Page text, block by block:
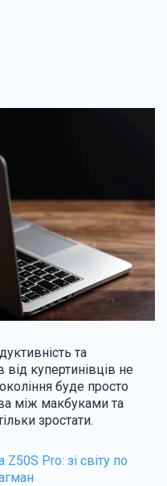
та
від купертинівців не
буде просто
між макбуками та
зростати.
Pro: зі світу по